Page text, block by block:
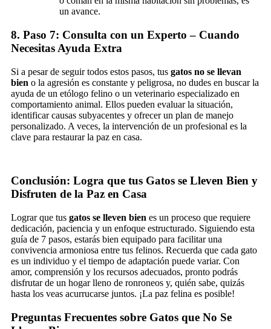
un avance.
8. Paso 7: Consulta con un Experto – Cuando
Necesitas Ayuda Extra
Si a pesar de seguir todos estos pasos, tus gatos no se llevan
bien o la agresión es constante y peligrosa, no dudes en buscar la
ayuda de un etólogo felino o un veterinario especializado en
comportamiento animal. Ellos pueden evaluar la situación,
identificar causas subyacentes y ofrecer un plan de manejo
personalizado. A veces, la intervención de un profesional es la
clave para restaurar la paz en casa.
Conclusión: Logra que tus Gatos se Lleven Bien y
Disfruten de la Paz en Casa
Lograr que tus gatos se lleven bien es un proceso que requiere
dedicación, paciencia y un enfoque estructurado. Siguiendo esta
guía de 7 pasos, estarás bien equipado para facilitar una
convivencia armoniosa entre tus felinos. Recuerda que cada gato
es un individuo y el tiempo de adaptación puede variar. Con
amor, comprensión y los recursos adecuados, pronto podrás
disfrutar de un hogar lleno de ronroneos y, quién sabe, quizás
hasta los veas acurrucarse juntos. ¡La paz felina es posible!
Preguntas Frecuentes sobre Gatos que No Se